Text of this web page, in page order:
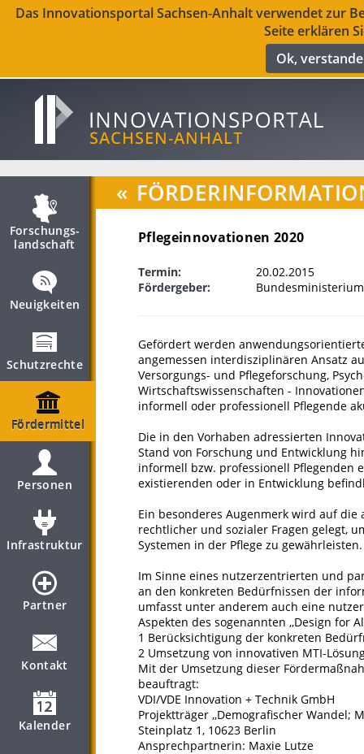
Das Innovationsportal Sachsen-Anhalt verwendet zur
Seite erklären
Ok,
Forschungs­
landschaft
Neuigkeiten
Schutzrechte
Fördermittel
Personen
Infrastruktur
Partner
Kontakt
Kalender
«
Pflegeinnovationen 2020
Termin:
20.02.2015
Fördergeber:
Gefördert werden
angemessen interdisziplinären Ansatz
Versorgungs- und Pflegeforschung,
Wirtschaftswissenschaften -
informell oder professionell Pflegende
Die in den Vorhaben adressierten
Stand von Forschung und Entwicklung
informell bzw. professionell Pflegenden
existierenden oder in Entwicklung
Ein besonderes Augenmerk wird auf
rechtlicher und sozialer Fragen gelegt,
Systemen in der Pflege zu gewährleisten.
Im Sinne eines nutzerzentrierten und
an den konkreten Bedürfnissen der
umfasst unter anderem auch eine
Aspekten des sogenannten ,,Design for
1 Berücksichtigung der konkreten
2 Umsetzung von innovativen MTI-
Mit der Umsetzung dieser
beauftragt:
VDI/VDE Innovation + Technik GmbH
Projektträger ,,Demografischer Wandel;
Steinplatz 1, 10623 Berlin
Ansprechpartnerin: Maxie Lutze